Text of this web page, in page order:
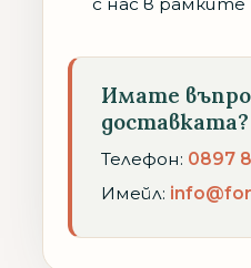
Имате
доставката?
Телефон: 0897
Имейл: